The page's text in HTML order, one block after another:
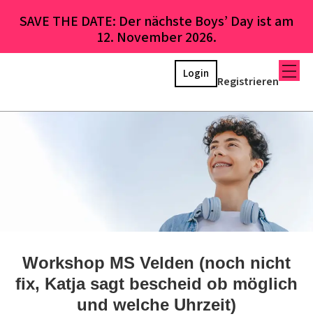
SAVE THE DATE: Der nächste Boys’ Day ist am
12. November 2026.
Registrieren
Login
Workshop MS Velden (noch nicht
fix, Katja sagt bescheid ob möglich
und welche Uhrzeit)